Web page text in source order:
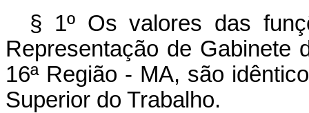
§ 1º Os valores das
Representação de Gabinete
16ª Região - MA, são
Superior do Trabalho.